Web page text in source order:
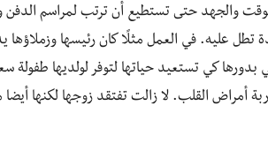
والجهد حتى تستطيع أن ترتب لمراسم الدفن
تطل عليه. في العمل مثلًا كان رئيسها
بدورها كي تستعيد حياتها لتوفر لولديها
القلب. لا زالت تفتقد زوجها لكنها أيضا